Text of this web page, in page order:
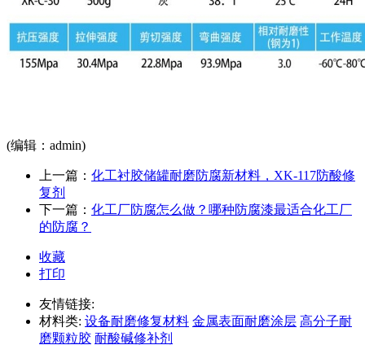
(编辑：admin)
上一篇： 化工衬胶储罐耐磨防腐新材料，XK-117防酸修
复剂
下一篇： 化工厂防腐怎么做？哪种防腐漆最适合化工厂
的防腐？
收藏
打印
友情链接:
材料类: 设备耐磨修复材料 金属表面耐磨涂层 高分子耐
磨颗粒胶 耐酸碱修补剂